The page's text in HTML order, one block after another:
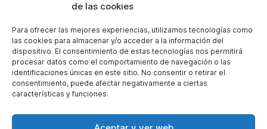
de las cookies
Para ofrecer las mejores experiencias, utilizamos tecnologías como
las cookies para almacenar y/o acceder a la información del
dispositivo. El consentimiento de estas tecnologías nos permitirá
procesar datos como el comportamiento de navegación o las
identificaciones únicas en este sitio. No consentir o retirar el
consentimiento, puede afectar negativamente a ciertas
características y funciones.